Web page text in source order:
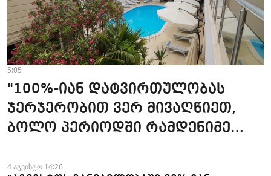
5:05
"100%-იან დატვირთულობას
ჯერჯერობით ვერ მივაღწიეთ,
ბოლო პერიოდში რამდენიმე
Beach Club
4 აგვისტო 14:26